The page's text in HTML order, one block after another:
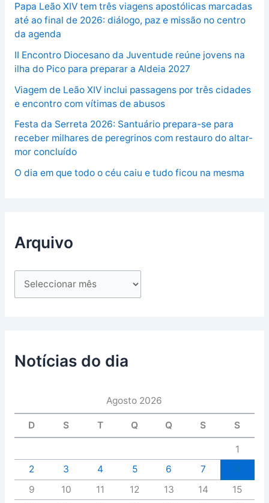
Papa Leão XIV tem três viagens apostólicas marcadas
até ao final de 2026: diálogo, paz e missão no centro
da agenda
II Encontro Diocesano da Juventude reúne jovens na
ilha do Pico para preparar a Aldeia 2027
Viagem de Leão XIV inclui passagens por três cidades
e encontro com vítimas de abusos
Festa da Serreta 2026: Santuário prepara-se para
receber milhares de peregrinos com restauro do altar-
mor concluído
O dia em que todo o céu caiu e tudo ficou na mesma
Arquivo
Notícias do dia
Agosto 2026
D S T Q Q S S
1
2
3 4 5 6 7
9
10 11 12 13 14
15